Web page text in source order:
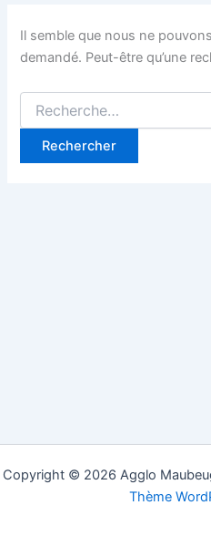
Il semble que nous ne
demandé. Peut-être qu’une
Rechercher :
Copyright © 2026 Agglo
Thème